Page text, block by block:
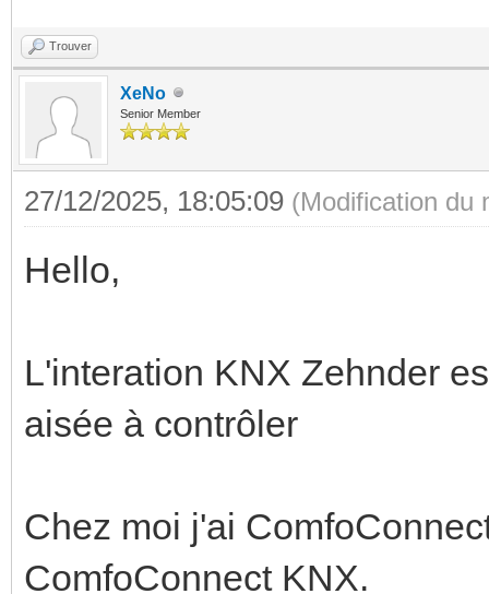
Trouver
XeNo
Senior Member
27/12/2025, 18:05:09 (Modification du
Hello,
L'interation KNX Zehnder
aisée à contrôler
Chez moi j'ai
ComfoConnect KNX.